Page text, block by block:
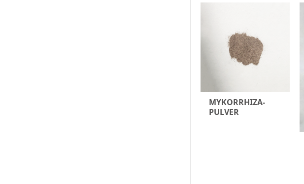
MYKORRHIZA-
PULVER